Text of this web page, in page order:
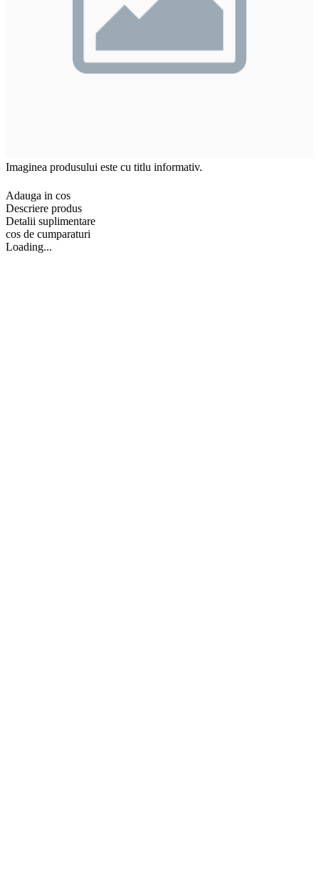
Imaginea produsului este cu titlu informativ.
Adauga in cos
Descriere produs
Detalii suplimentare
cos de cumparaturi
Loading...